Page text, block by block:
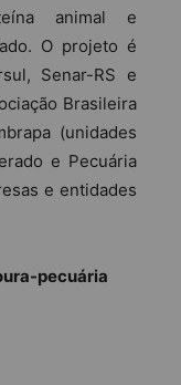
animal e
O projeto é
Senar-RS e
Brasileira
(unidades
e Pecuária
e entidades
pecuária